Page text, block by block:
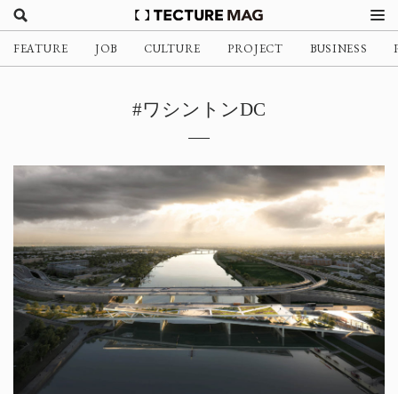
FEATURE JOB CULTURE PROJECT BUSINESS
#ワシントンDC